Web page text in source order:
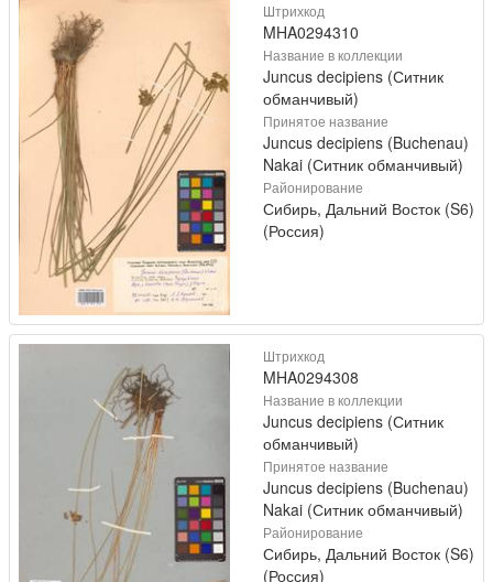
Штрихкод
MHA0294310
Название в коллекции
Juncus decipiens (Ситник
обманчивый)
Принятое название
Juncus decipiens (Buchenau)
Nakai (Ситник обманчивый)
Районирование
Сибирь, Дальний Восток (S6)
(Россия)
Штрихкод
MHA0294308
Название в коллекции
Juncus decipiens (Ситник
обманчивый)
Принятое название
Juncus decipiens (Buchenau)
Nakai (Ситник обманчивый)
Районирование
Сибирь, Дальний Восток (S6)
(Россия)